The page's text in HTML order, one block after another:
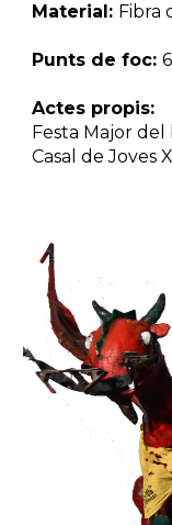
Material: Fibra
Punts de foc:
Actes propis:
Festa Major
Casal de Joves